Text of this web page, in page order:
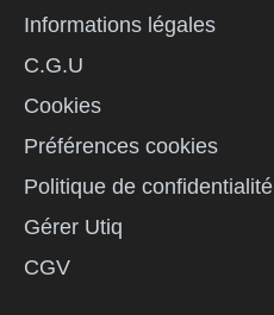
Informations légales
C.G.U
Cookies
Préférences cookies
Politique de confidentialité
Gérer Utiq
CGV